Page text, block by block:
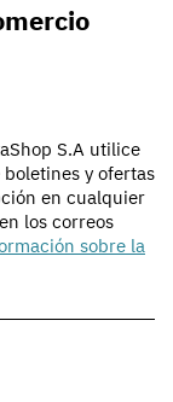
S.A utilice
y ofertas
en cualquier
los correos
sobre la